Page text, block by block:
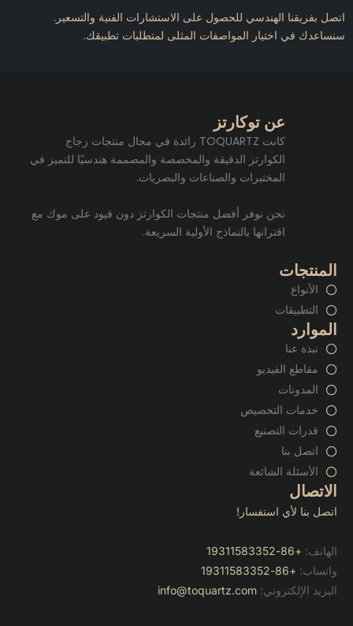
بفريقنا الهندسي للحصول على الاستشارات الفنية والتسعير.
في اختيار المواصفات المثلى لمتطلبات تطبيقك.
عن توكارتز
كانت TOQUARTZ رائدة في مجال منتجات زجاج
الكوارتز الدقيقة والمخصصة والمصممة هندسيًا للتميز في
المختبرات والصناعات والبصريات.
نحن نوفر أفضل منتجات الكوارتز دون قيود على موك مع
اقترانها بالنماذج الأولية السريعة.
المنتجات
الأنواع
التطبيقات
الموارد
نبذة عنا
مقاطع الفيديو
المدونات
خدمات التخصيص
قدرات التصنيع
اتصل بنا
الأسئلة الشائعة
الاتصال
اتصل بنا لأي استفسار!
الهاتف: +86-19311583352
واتساب: +86-19311583352
البريد الإلكتروني: info@toquartz.com